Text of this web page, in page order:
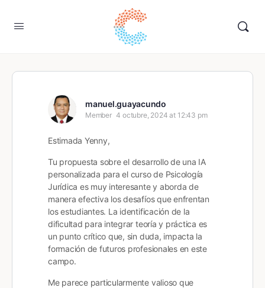
manuel.guayacundo
Member 4 octubre, 2024 at 12:43 pm
Estimada Yenny,
Tu propuesta sobre el desarrollo de una IA
personalizada para el curso de Psicología
Jurídica es muy interesante y aborda de
manera efectiva los desafíos que enfrentan
los estudiantes. La identificación de la
dificultad para integrar teoría y práctica es
un punto crítico que, sin duda, impacta la
formación de futuros profesionales en este
campo.
Me parece particularmente valioso que